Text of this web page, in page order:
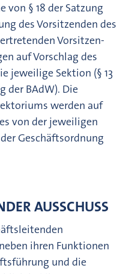
von § 18 der Satzung
des Vorsitzenden des
Vorsitzen­
auf Vorschlag des
jeweilige Sektion (§ 13
der BAdW). Die
werden auf
von der jeweiligen
Geschäftsordnung
AUSSCHUSS
ihren Funktionen
und die